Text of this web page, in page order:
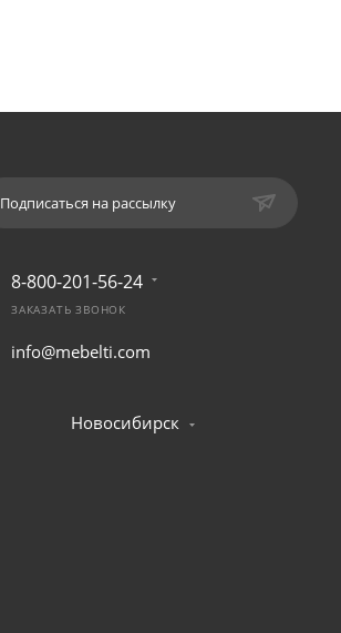
Подписаться на рассылку
8-800-201-56-24
ЗАКАЗАТЬ ЗВОНОК
info@mebelti.com
Новосибирск